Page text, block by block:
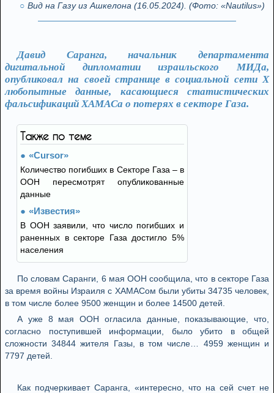
Вид на Газу из Ашкелона (16.05.2024). (Фото: «Nautilus»)
Давид Саранга, начальник департамента
дигитальной дипломатии израильского МИДа,
опубликовал на своей странице в социальной сети Х
любопытные данные, касающиеся статистических
фальсификаций ХАМАСа о потерях в секторе Газа.
Также по теме
«Cursor»
Количество погибших в Секторе Газа – в
ООН пересмотрят опубликованные
данные
«Известия»
В ООН заявили, что число погибших и
раненных в секторе Газа достигло 5%
населения
По словам Саранги, 6 мая ООН сообщила, что в секторе Газа
за время войны Израиля с ХАМАСом были убиты 34735 человек,
в том числе более 9500 женщин и более 14500 детей.
А уже 8 мая ООН огласила данные, показывающие, что,
согласно поступившей информации, было убито в общей
сложности 34844 жителя Газы, в том числе… 4959 женщин и
7797 детей.
Как подчеркивает Саранга, «интересно, что на сей счет не